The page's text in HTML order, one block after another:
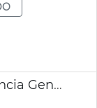
convenio Ayuntamiento València Generalitat fiestas Hispanidad